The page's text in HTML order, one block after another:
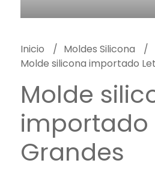
Inicio
Moldes Silicona
Molde silicona importado
Molde
importado
Grandes